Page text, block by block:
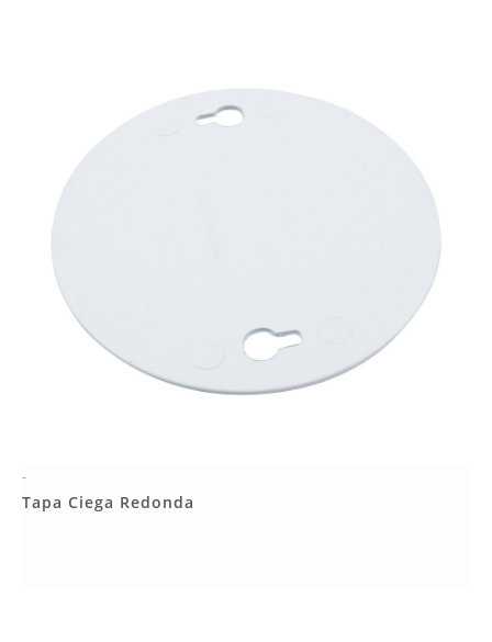
-
Tapa Ciega Redonda